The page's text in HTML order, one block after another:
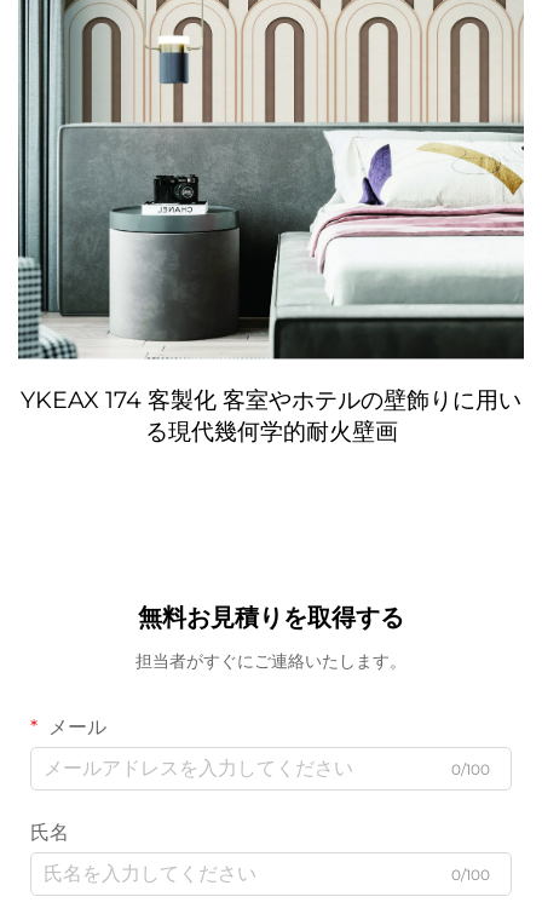
YKEAX 174 客製化 客室やホテルの壁飾りに用い
る現代幾何学的耐火壁画
無料お見積りを取得する
担当者がすぐにご連絡いたします。
メール
0/100
氏名
0/100